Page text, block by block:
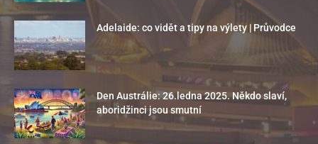
Adelaide: co vidět a tipy na výlety | Průvodce
Den Austrálie: 26.ledna 2025. Někdo slaví,
aboridžinci jsou smutní